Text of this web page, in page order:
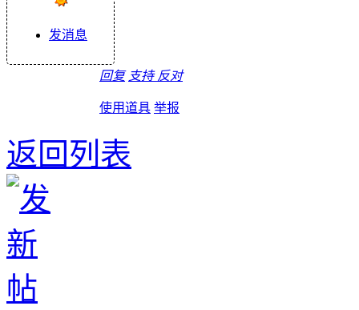
发消息
回复 支持 反对
使用道具 举报
返回列表